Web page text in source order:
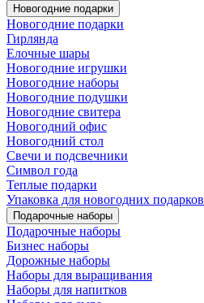
Новогодние подарки
Новогодние подарки
Гирлянда
Елочные шары
Новогодние игрушки
Новогодние наборы
Новогодние подушки
Новогодние свитера
Новогодний офис
Новогодний стол
Свечи и подсвечники
Символ года
Теплые подарки
Упаковка для новогодних подарков
Подарочные наборы
Подарочные наборы
Бизнес наборы
Дорожные наборы
Наборы для выращивания
Наборы для напитков